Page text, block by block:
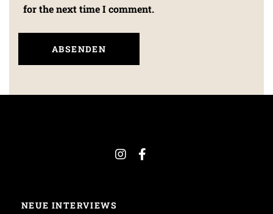
for the next time I comment.
NEUE INTERVIEWS